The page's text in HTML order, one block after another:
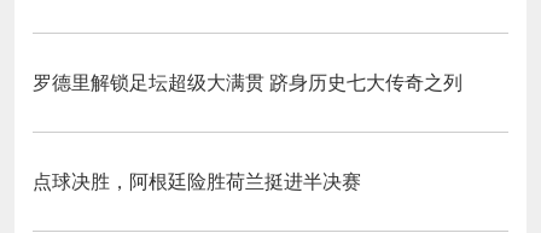
罗德里解锁足坛超级大满贯 跻身历史七大传奇之列
点球决胜，阿根廷险胜荷兰挺进半决赛